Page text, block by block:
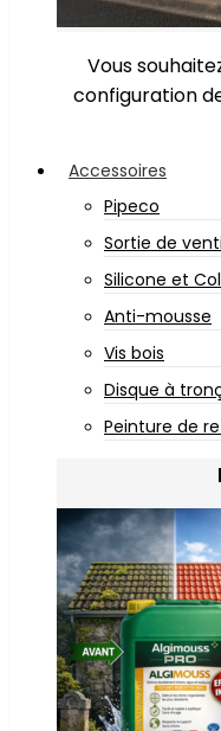
Vous
configuration
Accessoires
Pipeco
Sortie de
Silicone et
Anti-mousse
Vis bois
Disque à
Peinture de